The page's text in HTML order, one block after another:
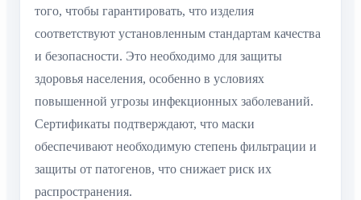
того, чтобы гарантировать, что изделия
соответствуют установленным стандартам качества
и безопасности. Это необходимо для защиты
здоровья населения, особенно в условиях
повышенной угрозы инфекционных заболеваний.
Сертификаты подтверждают, что маски
обеспечивают необходимую степень фильтрации и
защиты от патогенов, что снижает риск их
распространения.